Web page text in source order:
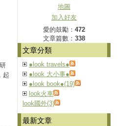
起
地圖
加入好友
愛的鼓勵： 472
文章篇數： 338
文章分類
●look travels●
●look 大小事●
●look book●(19)
look火車
look國外(3)
最新文章